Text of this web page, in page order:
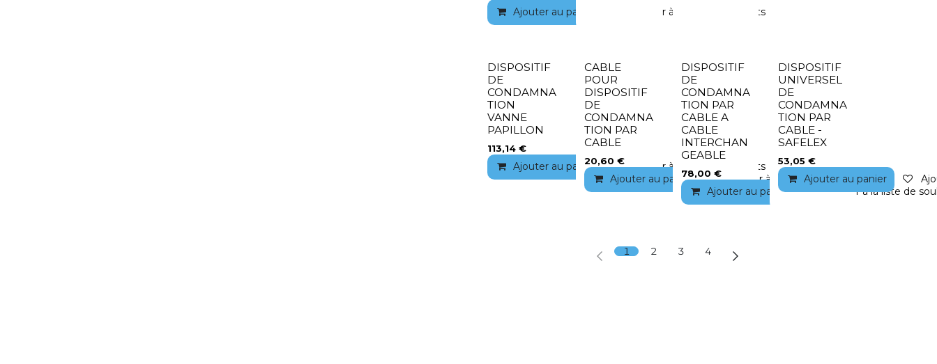
Ajouter au panier Ajouter à la liste de souhaits
DISPOSITIF
DE
CONDAMNA
TION
VANNE
PAPILLON
113,14 €
Ajouter au panier Ajouter à la liste de souhaits
CABLE
POUR
DISPOSITIF
DE
CONDAMNA
TION PAR
CABLE
20,60 €
Ajouter au panier Ajouter à la liste de souhaits
DISPOSITIF
DE
CONDAMNA
TION PAR
CABLE A
CABLE
INTERCHAN
GEABLE
78,00 €
Ajouter au panier Ajouter à la liste de
DISPOSITIF
UNIVERSEL
DE
CONDAMNA
TION PAR
CABLE -
SAFELEX
53,05 €
Ajouter au panier
1 2 3 4